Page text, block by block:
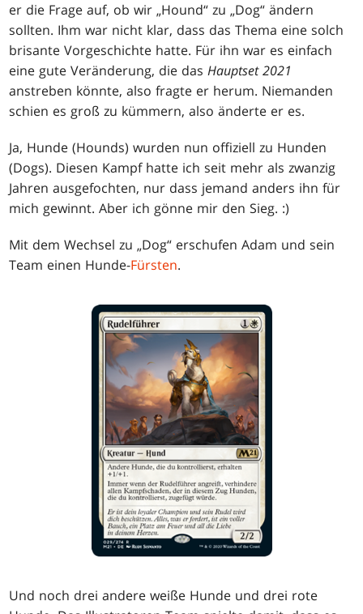
er die Frage auf, ob wir „Hound“ zu „Dog“ ändern
sollten. Ihm war nicht klar, dass das Thema eine solch
brisante Vorgeschichte hatte. Für ihn war es einfach
eine gute Veränderung, die dasHauptset 2021
anstreben könnte, also fragte er herum. Niemanden
schien es groß zu kümmern, also änderte er es.
Ja, Hunde (Hounds) wurden nun offiziell zu Hunden
(Dogs). Diesen Kampf hatte ich seit mehr als zwanzig
Jahren ausgefochten, nur dass jemand anders ihn für
mich gewinnt. Aber ich gönne mir den Sieg. :)
Mit dem Wechsel zu „Dog“ erschufen Adam und sein
Team einen Hunde-Fürsten.
Und noch drei andere weiße Hunde und drei rote